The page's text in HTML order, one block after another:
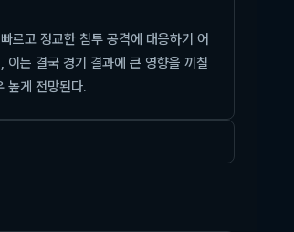
르고 정교한 침투 공격에 대응하기 어
이는 결국 경기 결과에 큰 영향을 끼칠
높게 전망된다.